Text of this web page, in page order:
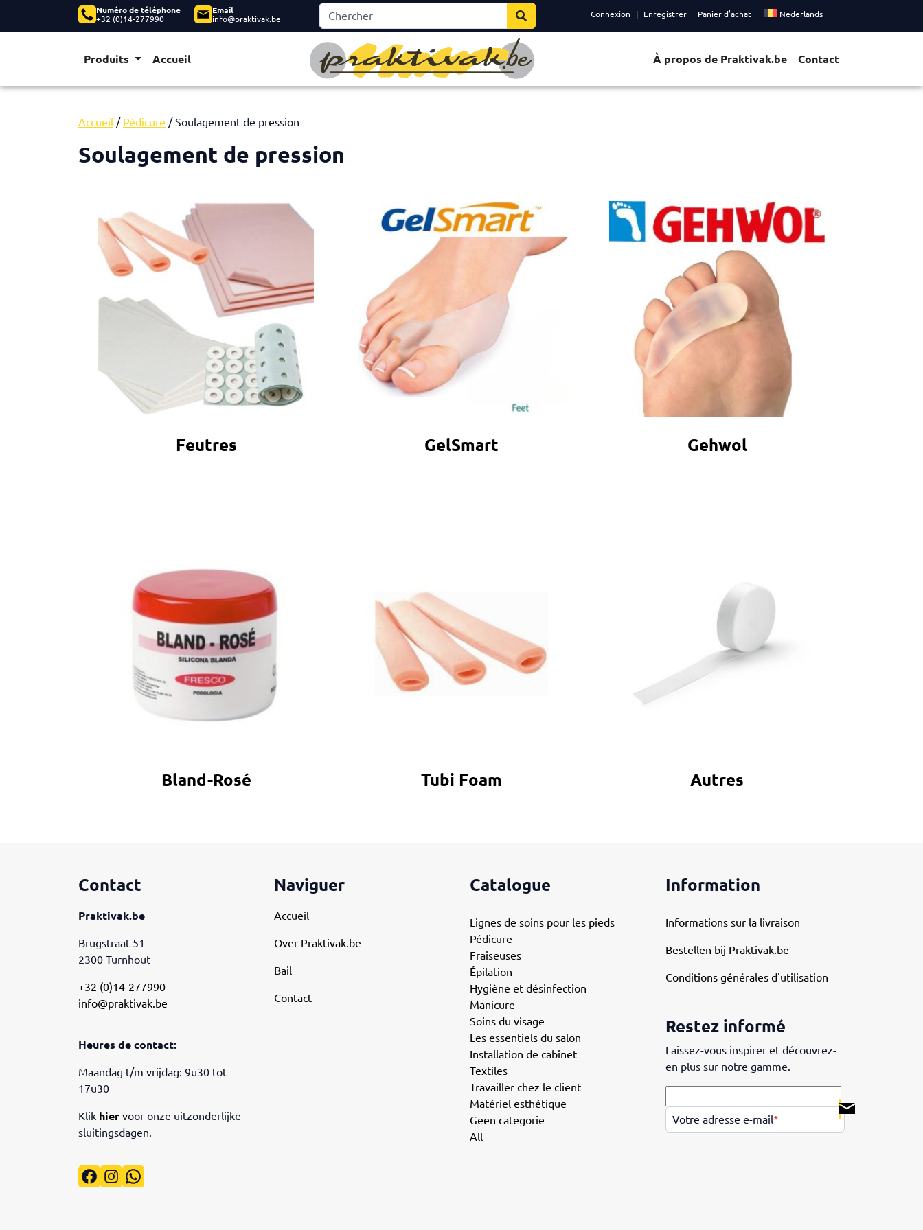
Connexion Enregistrer Panier d’achat Nederlands
Numéro de téléphone
+32 (0)14-277990
Email
info@praktivak.be
Produits Accueil À propos de Praktivak.be Contact
Accueil / Pédicure / Soulagement de pression
Soulagement de pression
Feutres GelSmart Gehwol
Bland-Rosé Tubi Foam Autres
Contact
Praktivak.be
Brugstraat 51
2300 Turnhout
+32 (0)14-277990
info@praktivak.be
Heures de contact:
Maandag t/m vrijdag: 9u30 tot
17u30
Klik hier voor onze uitzonderlijke
sluitingsdagen.
Facebook
Instagram
WhatsApp
Naviguer
Accueil
Over Praktivak.be
Bail
Contact
Catalogue
Lignes de soins pour les pieds
Pédicure
Fraiseuses
Épilation
Hygiène et désinfection
Manicure
Soins du visage
Les essentiels du salon
Installation de cabinet
Textiles
Travailler chez le client
Matériel esthétique
Geen categorie
All
Information
Informations sur la livraison
Bestellen bij Praktivak.be
Conditions générales d'utilisation
Restez informé
Laissez-vous inspirer et découvrez-
en plus sur notre gamme.
Votre adresse e-mail*
.